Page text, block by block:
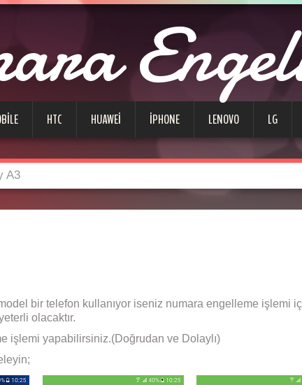
HTC HUAWEI IPHONE LENOVO LG
A3
bir telefon kullanıyor iseniz numara engelleme işlemi
olacaktır.
işlemi yapabilirsiniz.(Doğrudan ve Dolaylı)